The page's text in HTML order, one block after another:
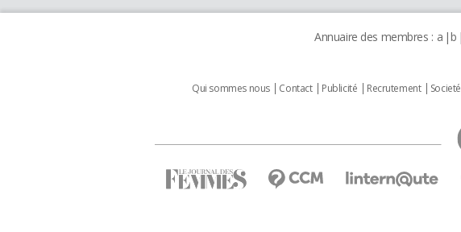
Annuaire des membres : a b
Qui sommes nous Contact Publicité Recrutement Societé